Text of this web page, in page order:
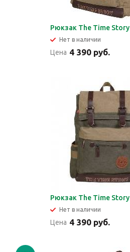
Рюкзак The Time Story
Нет в наличии
Цена 4 390 руб.
Рюкзак The Time Story
Нет в наличии
Цена 4 390 руб.